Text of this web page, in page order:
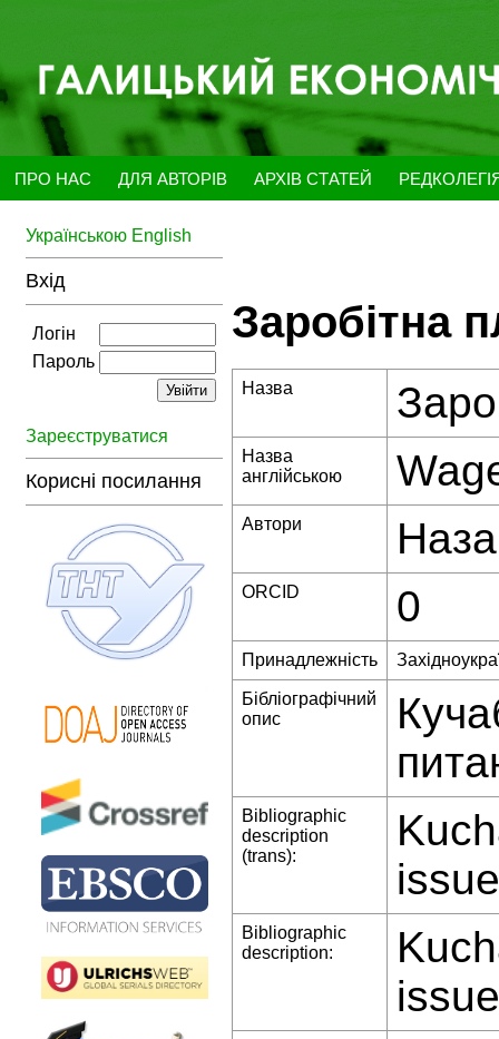
ПРО НАС ДЛЯ АВТОРІВ АРХІВ СТАТЕЙ
Українською English
Вхід
Логін
Пароль
Зареєструватися
Корисні посилання
Заробітна
Назва
Назва
англійською
Автори
ORCID 0
Принадлежність
Бібліографічний
опис
Bibliographic
description
(trans):
Bibliographic
description: